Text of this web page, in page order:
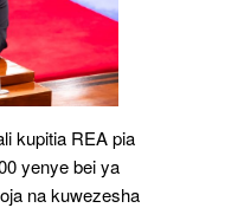
kupitia REA pia
yenye bei ya
na kuwezesha